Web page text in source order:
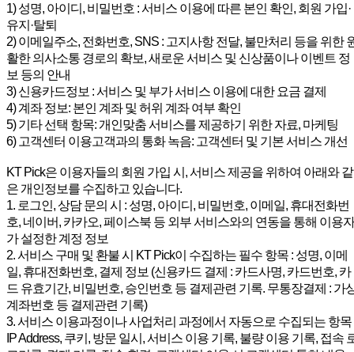
1) 성명, 아이디, 비밀번호 : 서비스 이용에 따른 본인 확인, 회원 가입·
유지·탈퇴
2) 이메일주소, 전화번호, SNS : 고지사항 전달, 불만처리 등을 위한
활한 의사소통 경로의 확보, 새로운 서비스 및 신상품이나 이벤트 정
보 등의 안내
3) 신용카드정보 : 서비스 및 부가 서비스 이용에 대한 요금 결제
4) 계좌 정보: 본인 계좌 및 허위 계좌 여부 확인
5) 기타 선택 항목: 개인맞춤 서비스를 제공하기 위한 자료, 마케팅
6) 고객센터 이용고객과의 통화 녹음: 고객센터 및 기본 서비스 개선
KT Pick은 이용자들의 회원 가입 시, 서비스 제공을 위하여 아래와 같
은 개인정보를 수집하고 있습니다.
1. 로그인, 상담 문의 시 : 성명, 아이디, 비밀번호, 이메일, 휴대전화번
호, 네이버, 카카오, 페이스북 등 외부 서비스와의 연동을 통해 이용자
가 설정한 계정 정보
2. 서비스 구매 및 환불 시 KT Pick이 수집하는 필수 항목 : 성명, 이메
일, 휴대전화번호, 결제 정보 (신용카드 결제 : 카드사명, 카드번호, 카
드 유효기간, 비밀번호, 승인번호 등 결제관련 기록. 무통장결제 : 가
계좌번호 등 결제관련 기록)
3. 서비스 이용과정이나 사업처리 과정에서 자동으로 수집되는 항목
IP Address, 쿠키, 방문 일시, 서비스 이용 기록, 불량 이용 기록, 접속